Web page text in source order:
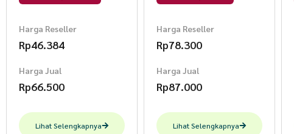
Harga Reseller
Rp46.384
Harga Jual
Rp66.500
Lihat Selengkapnya
Harga Reseller
Rp78.300
Harga Jual
Rp87.000
Lihat Selengkapnya